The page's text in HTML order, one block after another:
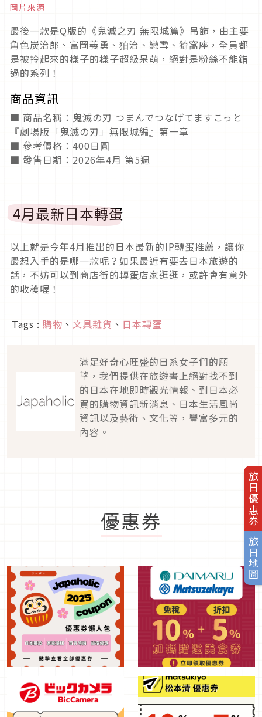
旅日優惠券
旅日地圖
圖片來源
最後一款是Q版的《鬼滅之刃 無限城篇》吊飾，由主要
角色炭治郎、富岡義勇、狛治、戀雪、猗窩座，全員都
是被拎起來的樣子的樣子超級呆萌，絕對是粉絲不能錯
過的系列！
商品資訊
■ 商品名稱：鬼滅の刃 つまんでつなげてますこっと
『劇場版「鬼滅の刃」無限城編』第一章
■ 參考價格：400日圓
■ 發售日期：2026年4月 第5週
4月最新日本轉蛋
以上就是今年4月推出的日本最新的IP轉蛋推薦，讓你
最想入手的是哪一款呢？如果最近有要去日本旅遊的
話，不妨可以到商店街的轉蛋店家逛逛，或許會有意外
的收穫喔！
Tags : 購物 、 文具雜貨 、 日本轉蛋
滿足好奇心旺盛的日系女子們的願
望，我們提供在旅遊書上絕對找不到
的日本在地即時觀光情報、到日本必
買的購物資訊新消息、日本生活風尚
資訊以及藝術、文化等，豐富多元的
內容。
優惠券